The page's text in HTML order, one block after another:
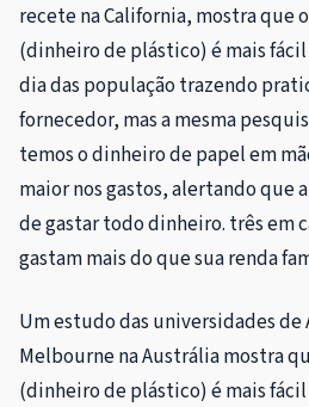
recete na California, mostra que
(dinheiro de plástico) é mais
dia das população trazendo
fornecedor, mas a mesma
temos o dinheiro de papel em
maior nos gastos, alertando que
de gastar todo dinheiro. três em
gastam mais do que sua renda
Um estudo das universidades de
Melbourne na Austrália mostra
(dinheiro de plástico) é mais